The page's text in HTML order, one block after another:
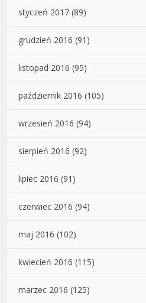
styczeń 2017 (89)
grudzień 2016 (91)
listopad 2016 (95)
październik 2016 (105)
wrzesień 2016 (94)
sierpień 2016 (92)
lipiec 2016 (91)
czerwiec 2016 (94)
maj 2016 (102)
kwiecień 2016 (115)
marzec 2016 (125)